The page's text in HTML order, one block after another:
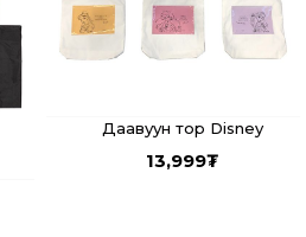
Даавуун тор Disney
13,999₮